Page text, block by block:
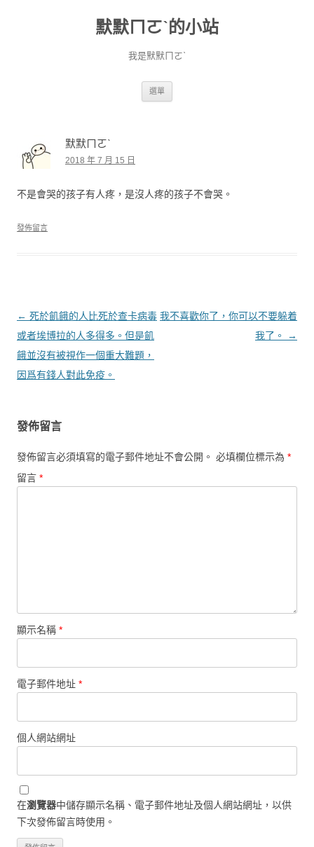
默默ㄇㄛˋ的小站
我是默默ㄇㄛˋ
選單
默默ㄇㄛˋ
2018 年 7 月 15 日
不是會哭的孩子有人疼，是沒人疼的孩子不會哭。
發佈留言
文章導覽
← 死於飢餓的人比死於查卡病毒
或者埃博拉的人多得多。但是飢
餓並沒有被視作一個重大難題，
因爲有錢人對此免疫。
我不喜歡你了，你可以不要躲着
我了。
→
發佈留言
發佈留言必須填寫的電子郵件地址不會公開。 必填欄位標示為 *
留言 *
顯示名稱 *
電子郵件地址 *
個人網站網址
在瀏覽器中儲存顯示名稱、電子郵件地址及個人網站網址，以供
下次發佈留言時使用。